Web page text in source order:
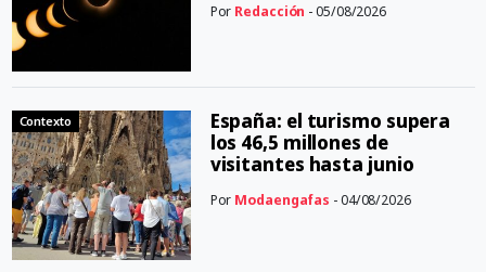
Por Redacción - 05/08/2026
Contexto
España: el turismo supera
los 46,5 millones de
visitantes hasta junio
Por Modaengafas - 04/08/2026